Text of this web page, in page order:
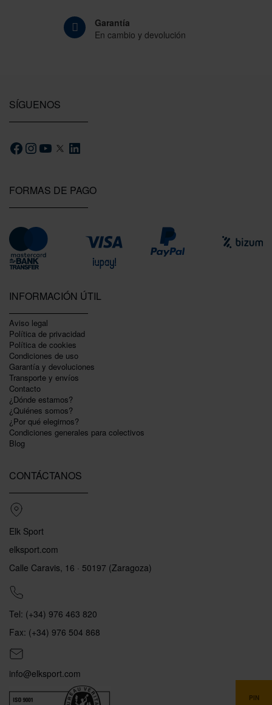
Garantía
En cambio y devolución
FORMAS DE PAGO
INFORMACIÓN ÚTIL
Aviso legal
Política de privacidad
Polí­tica de cookies
Condiciones de uso
Garantí­a y devoluciones
Transporte y envíos
Contacto
¿Dónde estamos?
¿Quiénes somos?
¿Por qué elegirnos?
Condiciones generales para colectivos
Blog
CONTÁCTANOS
Elk Sport
elksport.com
Calle Caravis, 16 · 50197 (Zaragoza)
Tel: (+34) 976 463 820
Fax: (+34) 976 504 868
info@elksport.com
SÍGUENOS
PIN